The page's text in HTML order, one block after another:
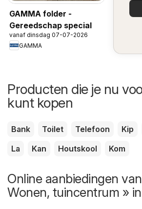
GAMMA folder -
Gereedschap special
vanaf dinsdag 07-07-2026
GAMMA
Producten die je nu
kunt kopen
Bank Toilet Telefoon Kip
La
Kan Houtskool Kom
Online aanbiedingen
Wonen, tuincentrum »